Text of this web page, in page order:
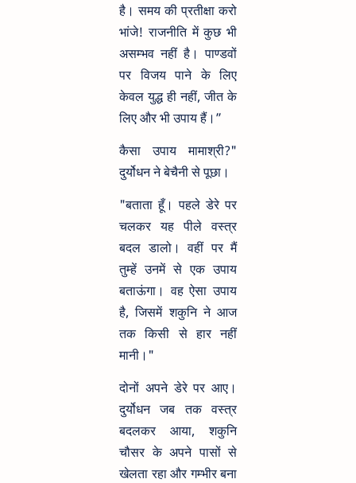
है। समय की प्रतीक्षा करो
भांजे! राजनीति में कुछ भी
असम्भव नहीं है। पाण्डवों
पर विजय पाने के लिए
केवल युद्ध ही नहीं, जीत के
लिए और भी उपाय हैं।”
कैसा उपाय मामाश्री?"
दुर्योधन ने बेचैनी से पूछा।
"बताता हूँ। पहले डेरे पर
चलकर यह पीले वस्त्र
बदल डालो। वहीं पर मैं
तुम्हें उनमें से एक उपाय
बताऊंगा। वह ऐसा उपाय
है, जिसमें शकुनि ने आज
तक किसी से हार नहीं
मानी।"
दोनों अपने डेरे पर आए।
दुर्योधन जब तक वस्त्र
बदलकर आया, शकुनि
चौसर के अपने पासों से
खेलता रहा और गम्भीर बना